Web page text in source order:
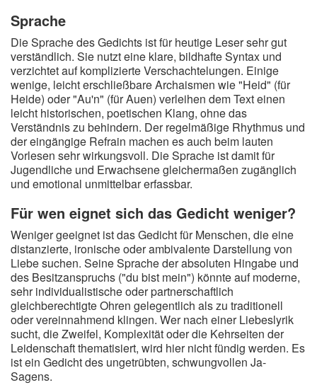
Sprache
Die Sprache des Gedichts ist für heutige Leser sehr gut
verständlich. Sie nutzt eine klare, bildhafte Syntax und
verzichtet auf komplizierte Verschachtelungen. Einige
wenige, leicht erschließbare Archaismen wie "Heid" (für
Heide) oder "Au'n" (für Auen) verleihen dem Text einen
leicht historischen, poetischen Klang, ohne das
Verständnis zu behindern. Der regelmäßige Rhythmus und
der eingängige Refrain machen es auch beim lauten
Vorlesen sehr wirkungsvoll. Die Sprache ist damit für
Jugendliche und Erwachsene gleichermaßen zugänglich
und emotional unmittelbar erfassbar.
Für wen eignet sich das Gedicht weniger?
Weniger geeignet ist das Gedicht für Menschen, die eine
distanzierte, ironische oder ambivalente Darstellung von
Liebe suchen. Seine Sprache der absoluten Hingabe und
des Besitzanspruchs ("du bist mein") könnte auf moderne,
sehr individualistische oder partnerschaftlich
gleichberechtigte Ohren gelegentlich als zu traditionell
oder vereinnahmend klingen. Wer nach einer Liebeslyrik
sucht, die Zweifel, Komplexität oder die Kehrseiten der
Leidenschaft thematisiert, wird hier nicht fündig werden. Es
ist ein Gedicht des ungetrübten, schwungvollen Ja-
Sagens.